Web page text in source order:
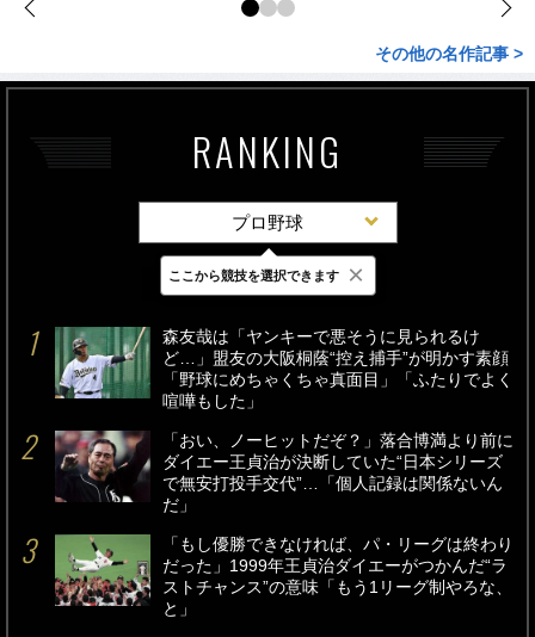
その他の名作記事 >
RANKING
プロ野球
最新 24時間 週間
森友哉は「ヤンキーで悪そうに見られるけ
ど…」盟友の大阪桐蔭“控え捕手”が明かす素顔
「野球にめちゃくちゃ真面目」「ふたりでよく
喧嘩もした」
「おい、ノーヒットだぞ？」落合博満より前に
ダイエー王貞治が決断していた“日本シリーズ
で無安打投手交代”…「個人記録は関係ないん
だ」
「もし優勝できなければ、パ・リーグは終わり
だった」1999年王貞治ダイエーがつかんだ“ラ
ストチャンス”の意味「もう1リーグ制やろな、
と」
ここから競技を選択できます ×